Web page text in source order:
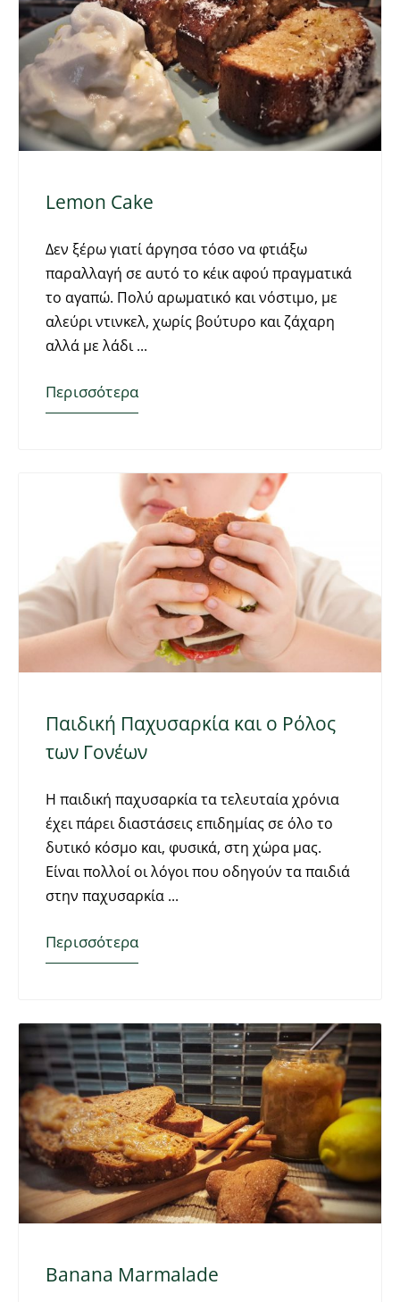
Lemon Cake
Δεν ξέρω γιατί άργησα τόσο να φτιάξω
παραλλαγή σε αυτό το κέικ αφού πραγματικά
το αγαπώ. Πολύ αρωματικό και νόστιμο, με
αλεύρι ντινκελ, χωρίς βούτυρο και ζάχαρη
αλλά με λάδι
Περισσότερα
Παιδική Παχυσαρκία και ο Ρόλος
των Γονέων
Η παιδική παχυσαρκία τα τελευταία χρόνια
έχει πάρει διαστάσεις επιδημίας σε όλο το
δυτικό κόσμο και, φυσικά, στη χώρα μας.
Είναι πολλοί οι λόγοι που οδηγούν τα παιδιά
στην παχυσαρκία
Περισσότερα
Banana Marmalade